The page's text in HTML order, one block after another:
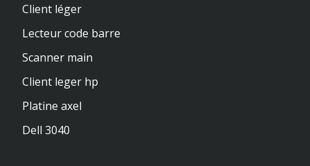
Client léger
Lecteur code barre
Scanner main
Client leger hp
Platine axel
Dell 3040